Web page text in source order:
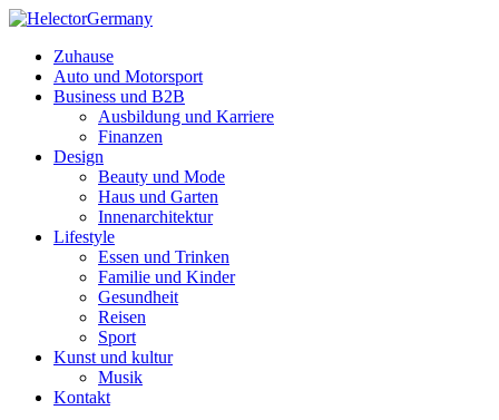
Zum
springen
Weltnachrichten
Zuhause
Auto und Motorsport
Business und B2B
Ausbildung und Karriere
Finanzen
Design
Beauty und Mode
Haus und Garten
Innenarchitektur
Lifestyle
Essen und Trinken
Familie und Kinder
Gesundheit
Reisen
Sport
Kunst und kultur
Musik
Kontakt